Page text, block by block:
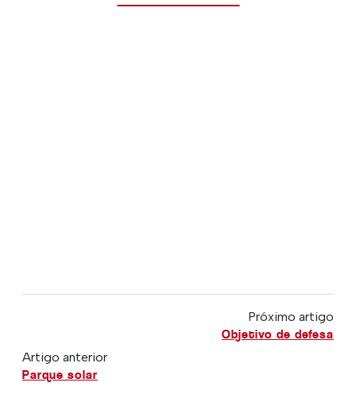
Próximo artigo
Objetivo de defesa
Artigo anterior
Parque solar